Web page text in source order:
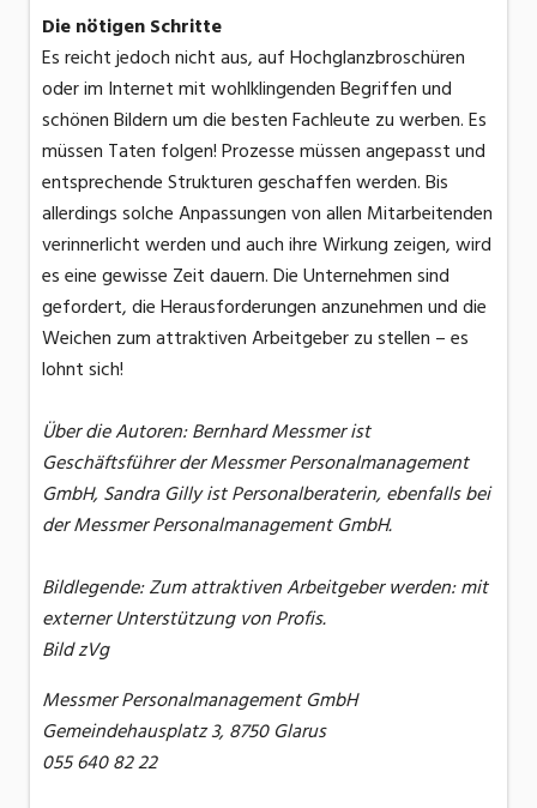
Die nötigen Schritte
Es reicht jedoch nicht aus, auf Hochglanzbroschüren
oder im Internet mit wohlklingenden Begriffen und
schönen Bildern um die besten Fachleute zu werben. Es
müssen Taten folgen! Prozesse müssen angepasst und
entsprechende Strukturen geschaffen werden. Bis
allerdings solche Anpassungen von allen Mitarbeitenden
verinnerlicht werden und auch ihre Wirkung zeigen, wird
es eine gewisse Zeit dauern. Die Unternehmen sind
gefordert, die Herausforderungen anzunehmen und die
Weichen zum attraktiven Arbeitgeber zu stellen – es
lohnt sich!
Über die Autoren: Bernhard Messmer ist
Geschäftsführer der Messmer Personalmanagement
GmbH, Sandra Gilly ist Personalberaterin, ebenfalls bei
der Messmer Personalmanagement GmbH.
Bildlegende: Zum attraktiven Arbeitgeber werden: mit
externer Unterstützung von Profis.
Bild zVg
Messmer Personalmanagement GmbH
Gemeindehausplatz 3, 8750 Glarus
055 640 82 22